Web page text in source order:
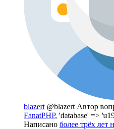
blazert @blazert Автор
FanatPHP, 'database' =>
Написано более трёх лет